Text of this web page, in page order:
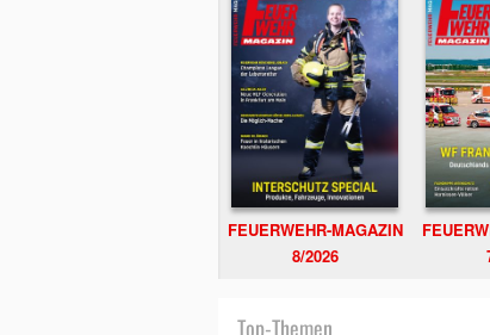
FEUERWEHR-MAGAZIN
8/2026
Top-Themen